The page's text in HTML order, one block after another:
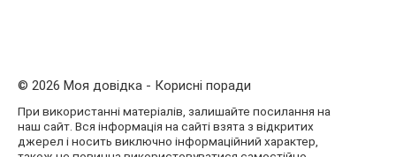
© 2026 Моя довідка - Корисні поради
При використанні матеріалів, залишайте посилання на
наш сайт. Вся інформація на сайті взята з відкритих
джерел і носить виключно інформаційний характер,